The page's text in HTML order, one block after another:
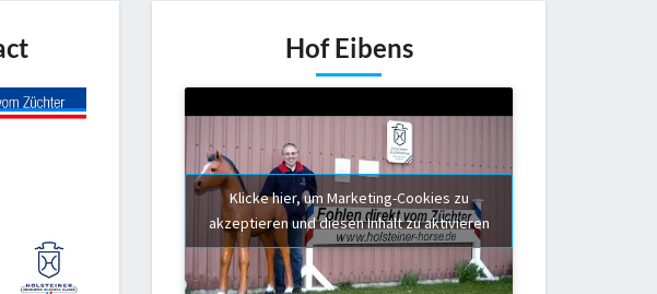
Hof Eibens
Klicke hier, um Marketing-Cookies zu
akzeptieren und diesen Inhalt zu aktivieren